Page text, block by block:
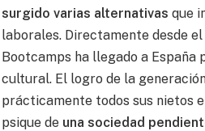
surgido varias alternativas que
laborales. Directamente desde
Bootcamps ha llegado a España
cultural. El logro de la
prácticamente todos sus nietos
psique de una sociedad